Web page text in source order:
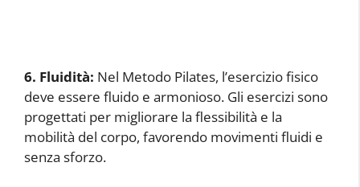
6. Fluidità: Nel Metodo Pilates, l’esercizio fisico
deve essere fluido e armonioso. Gli esercizi sono
progettati per migliorare la flessibilità e la
mobilità del corpo, favorendo movimenti fluidi e
senza sforzo.